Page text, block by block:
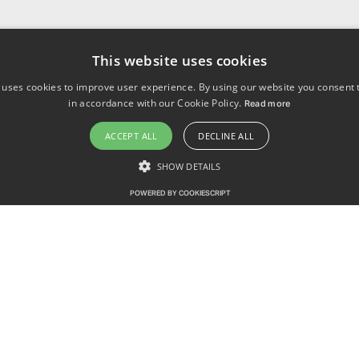
This website uses cookies
cookies to improve user experience. By using our website you consent
in accordance with our Cookie Policy. Read more
ACCEPT ALL DECLINE ALL
SHOW DETAILS
POWERED BY COOKIESCRIPT